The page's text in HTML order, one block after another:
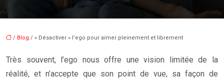
/ Blog / « Désactiver » l’ego pour aimer pleinement et librement
Très souvent, l’ego nous offre une vision limitée de la
réalité, et n’accepte que son point de vue, sa façon de